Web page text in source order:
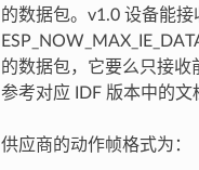
的数据包。v1.0 设备能
的数据包，它要么只接收
参考对应 IDF 版本中的文
供应商的动作帧格式为：